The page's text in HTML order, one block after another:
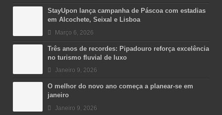
StayUpon lança campanha de Páscoa com estadias
em Alcochete, Seixal e Lisboa
Março 6, 2026
Três anos de recordes: Pipadouro reforça excelência
no turismo fluvial de luxo
Janeiro 9, 2026
O melhor do novo ano começa a planear-se em
janeiro
Janeiro 9, 2026